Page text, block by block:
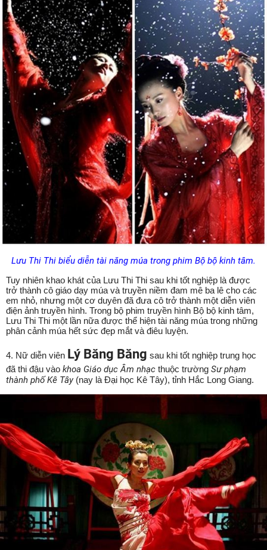
Lưu Thi Thi biểu diễn tài năng múa trong phim Bộ bộ kinh tâm.
Tuy nhiên khao khát của Lưu Thi Thi sau khi tốt nghiệp là được
trở thành cô giáo dạy múa và truyền niềm đam mê ba lê cho các
em nhỏ, nhưng một cơ duyên đã đưa cô trở thành một diễn viên
điện ảnh truyền hình. Trong bộ phim truyền hình Bộ bộ kinh tâm,
Lưu Thi Thi một lần nữa được thể hiện tài năng múa trong những
phân cảnh múa hết sức đẹp mắt và điêu luyện.
4. Nữ diễn viên Lý Băng Băng sau khi tốt nghiệp trung học
đã thi đậu vào khoa Giáo dục Âm nhạc thuộc trường Sư phạm
thành phố Kê Tây(nay là Đại học Kê Tây), tỉnh Hắc Long Giang.